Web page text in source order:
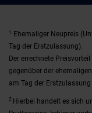
1
Ehemaliger Neupreis
Tag der Erstzulassung).
Der errechnete
gegenüber der
am Tag der
2 Hierbei handelt es sich